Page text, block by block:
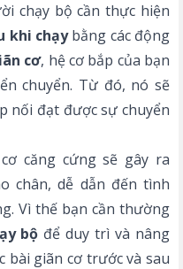
chạy bộ cần thực hiện
khi chạybằng các động
cơ, hệ cơ bắp của bạn
chuyển. Từ đó, nó sẽ
nối đạt được sự chuyển
căng cứng sẽ gây ra
chân, dễ dẫn đến tình
. Vì thế bạn cần thường
bộ để duy trì và nâng
bài giãn cơ trước và sau